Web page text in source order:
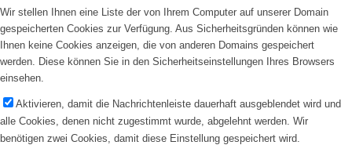
Wir stellen Ihnen eine Liste der von Ihrem Computer auf unserer Domain
gespeicherten Cookies zur Verfügung. Aus Sicherheitsgründen können wie
Ihnen keine Cookies anzeigen, die von anderen Domains gespeichert
werden. Diese können Sie in den Sicherheitseinstellungen Ihres Browsers
einsehen.
Aktivieren, damit die Nachrichtenleiste dauerhaft ausgeblendet wird und
alle Cookies, denen nicht zugestimmt wurde, abgelehnt werden. Wir
benötigen zwei Cookies, damit diese Einstellung gespeichert wird.